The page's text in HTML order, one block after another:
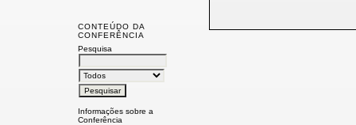
CONTEÚDO DA
CONFERÊNCIA
Pesquisa
Informações sobre a
Conferência